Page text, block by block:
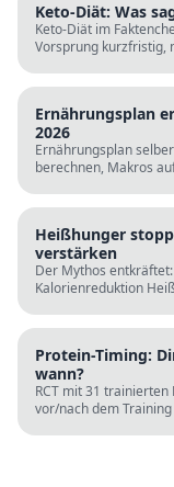
Keto-Diät: Was
Keto-Diät im
Vorsprung kurzfristig,
Ernährungsplan
2026
Ernährungsplan
berechnen, Makros
Heißhunger
verstärken
Der Mythos
Kalorienreduktion
Protein-Timing:
wann?
RCT mit 31
vor/nach dem